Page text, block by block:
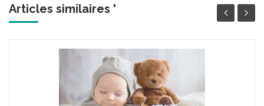
Articles similaires '